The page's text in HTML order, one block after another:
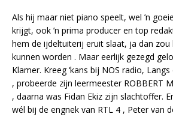
Als hij maar niet piano speelt, wel ’n
krijgt, ook ’n prima producer en top
hem de ijdeltuiterij eruit slaat, ja dan zou
kunnen worden . Maar eerlijk gezegd
Klamer. Kreeg ‘kans bij NOS radio,
, probeerde zijn leermeester ROBBERT
, daarna was Fidan Ekiz zijn slachtoffer.
wél bij de engnek van RTL 4 , Peter van